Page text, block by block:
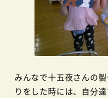
みんなで十五夜さんの
りをした時には、自分